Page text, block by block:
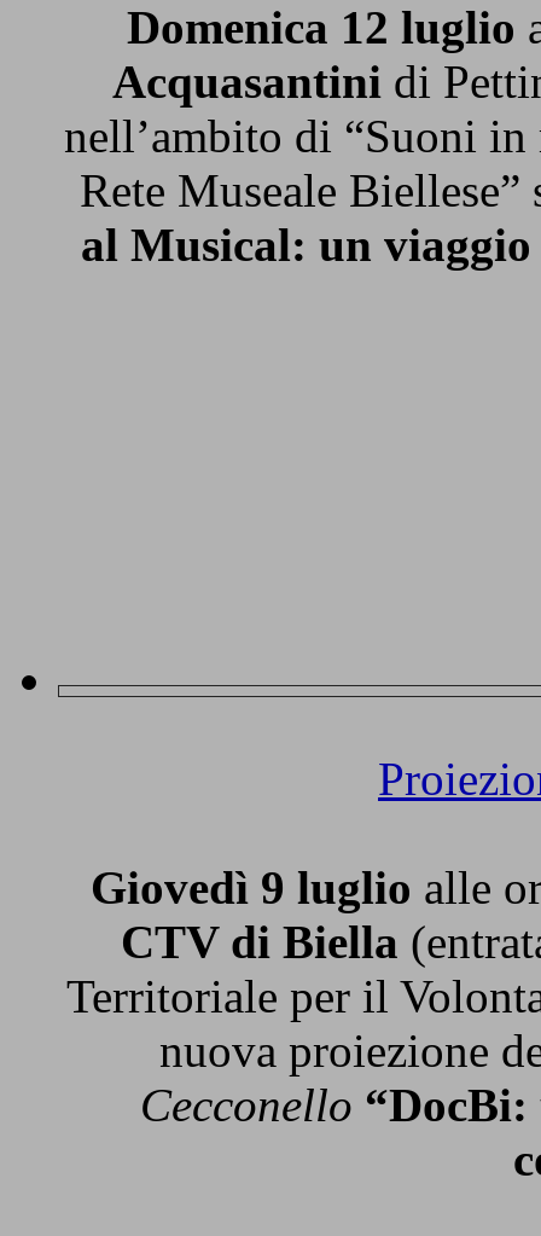
Domenica 12 luglio
Acquasantini di
nell’ambito di “Suoni
Rete Museale
al Musical: un
Giovedì 9 luglio alle
CTV di Biella
Territoriale per il
nuova proiezione
Cecconello “DocBi: